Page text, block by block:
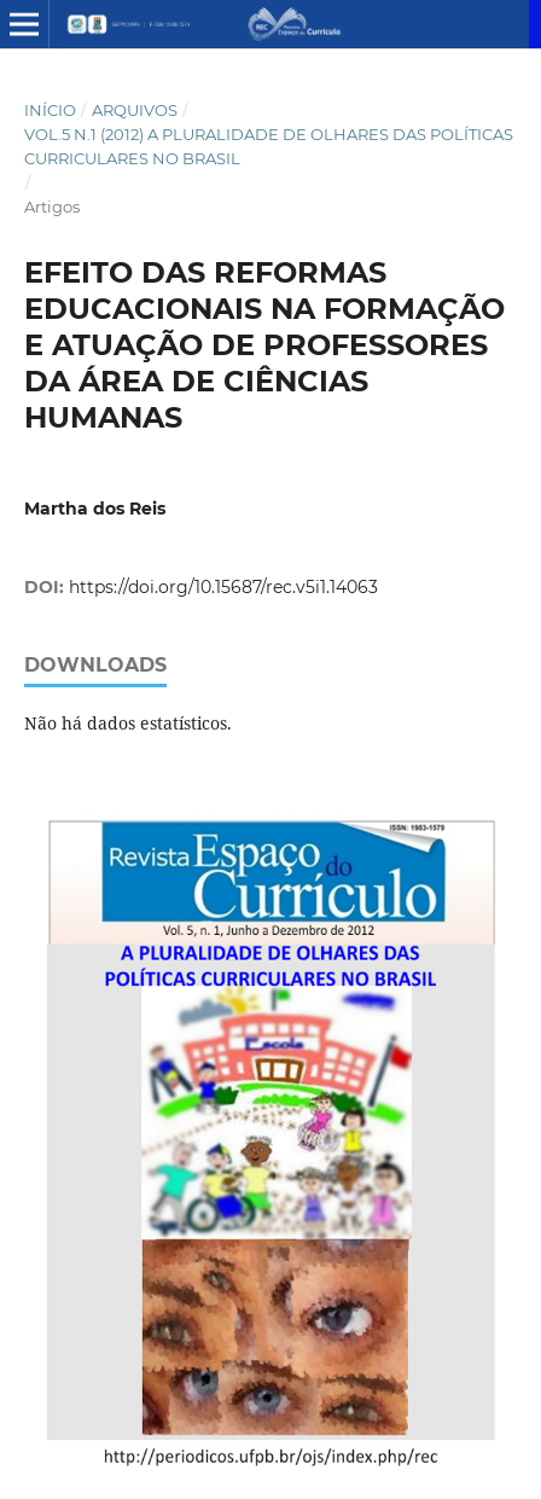
INÍCIO / ARQUIVOS /
VOL.5 N.1 (2012) A PLURALIDADE DE OLHARES DAS POLÍTICAS
CURRICULARES NO BRASIL
/
Artigos
EFEITO DAS REFORMAS
EDUCACIONAIS NA FORMAÇÃO
E ATUAÇÃO DE PROFESSORES
DA ÁREA DE CIÊNCIAS
HUMANAS
Martha dos Reis
DOI: https://doi.org/10.15687/rec.v5i1.14063
DOWNLOADS
Não há dados estatísticos.